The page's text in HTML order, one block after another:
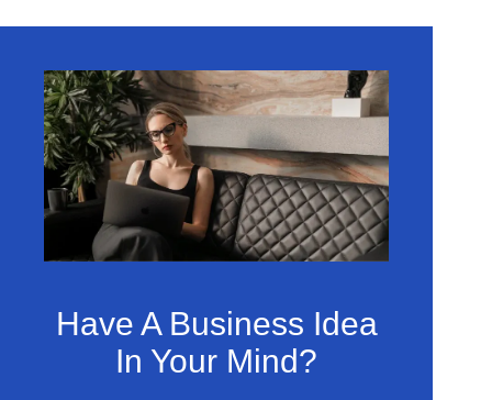
Have A Business Idea
In Your Mind?